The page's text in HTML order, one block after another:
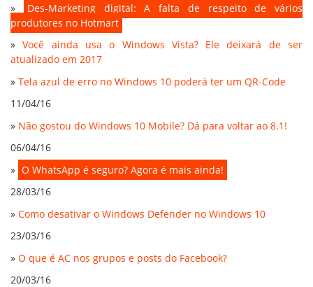
»
Des-Marketing digital: A falta de respeito de vários
produtores no Hotmart
»Você ainda usa o Windows Vista? Ele deixará de ser
atualizado em 2017
» Tela azul de erro no Windows 10 poderá ter um QR-Code
11/04/16
» Não gostou do Windows 10 Mobile? Dá para voltar ao 8.1!
06/04/16
» O WhatsApp é seguro? Agora é mais ainda!
28/03/16
» Como desativar o Windows Defender no Windows 10
23/03/16
» O que é AC nos grupos e posts do Facebook?
20/03/16